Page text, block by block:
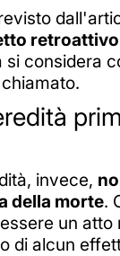
retroattivo
considera
invece,
della morte.
un atto
di alcun